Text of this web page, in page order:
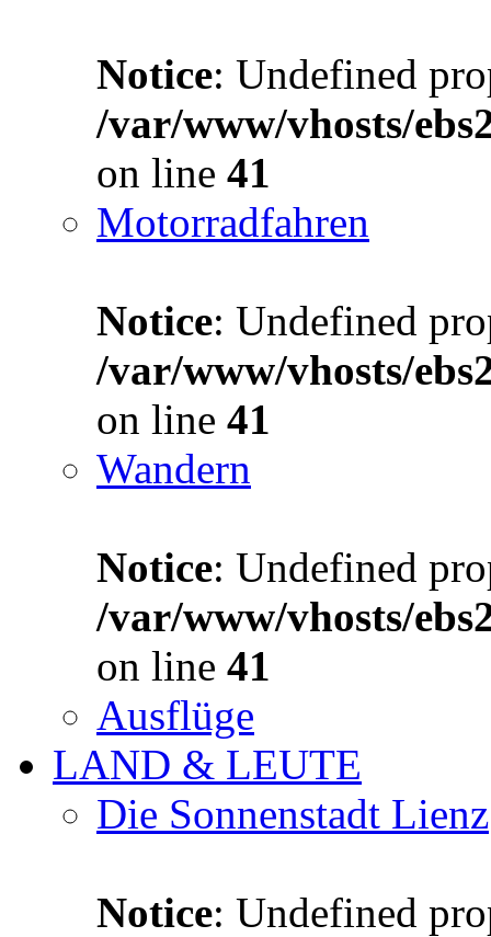
Notice: Undefined
/var/www/vhosts/
on line 41
Motorradfahren
Notice: Undefined
/var/www/vhosts/
on line 41
Wandern
Notice: Undefined
/var/www/vhosts/
on line 41
Ausflüge
LAND & LEUTE
Die Sonnenstadt Lienz
Notice: Undefined